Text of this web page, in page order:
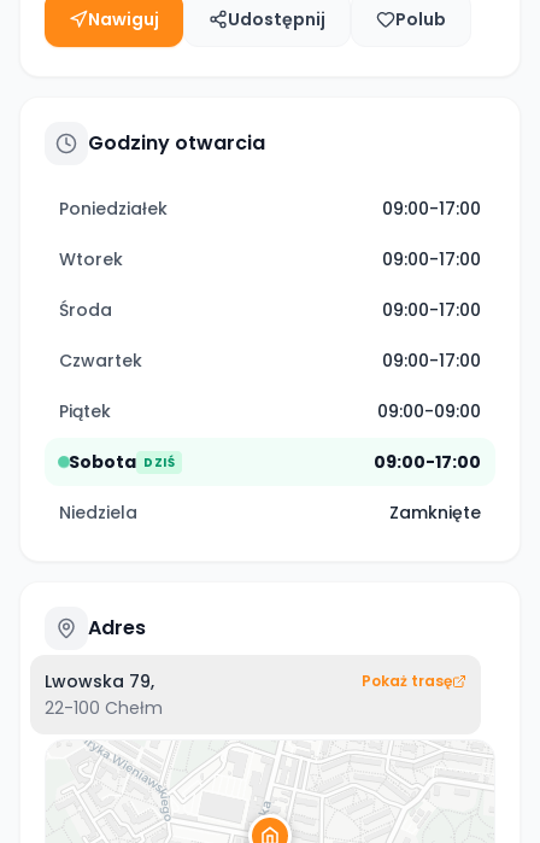
Nawiguj Udostępnij Polub
Godziny otwarcia
Poniedziałek 09:00-17:00
Wtorek 09:00-17:00
Środa 09:00-17:00
Czwartek 09:00-17:00
Piątek 09:00-09:00
Sobota DZIŚ 09:00-17:00
Niedziela Zamknięte
Adres
Lwowska 79,
22-100 Chełm
Pokaż trasę